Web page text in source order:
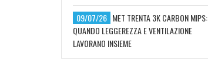
09/07/26 MET TRENTA 3K CARBON MIPS:
QUANDO LEGGEREZZA E VENTILAZIONE
LAVORANO INSIEME